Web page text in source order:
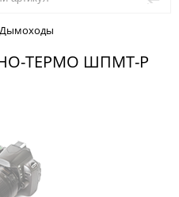
Дымоходы
ТЕРМО ШПМТ-Р